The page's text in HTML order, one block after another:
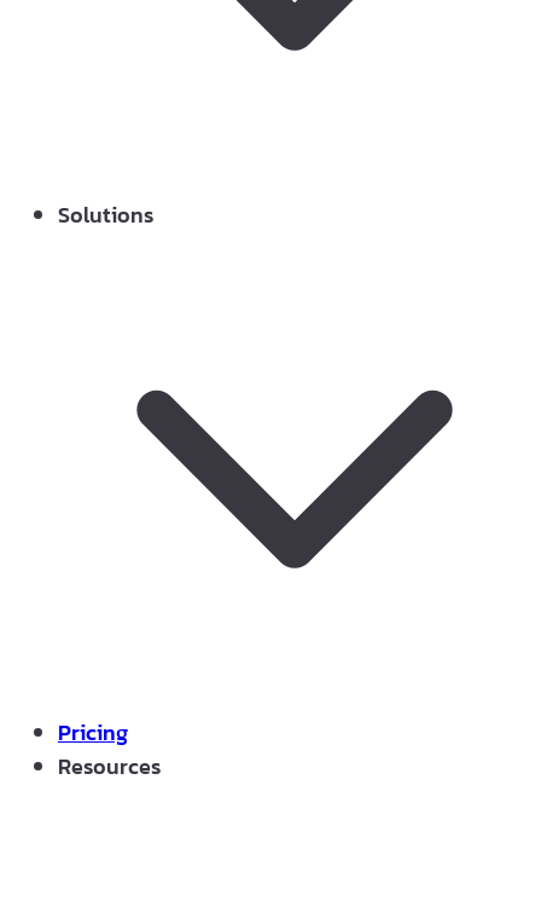
Solutions
Pricing
Resources